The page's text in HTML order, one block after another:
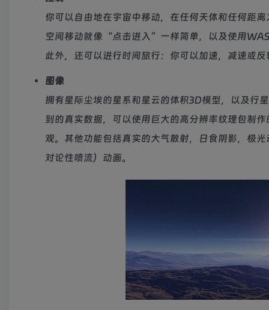
你可以自由地在宇宙中移动，在任何天体和任何距
空间移动就像“点击进入”一样简单，以及使用
此外，还可以进行时间旅行：你可以加速，减速或
图像
拥有星际尘埃的星系和星云的体积3D模型，以及行
到的真实数据，可以使用巨大的高分辨率纹理包制
观。其他功能包括真实的大气散射，日食阴影，极
对论性喷流）动画。